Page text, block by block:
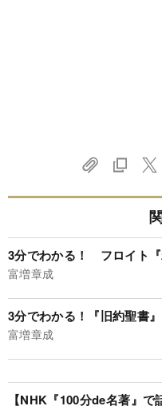
3分でわかる！ フロイト『
富増章成
3分でわかる！『旧約聖書』
富増章成
【NHK『100分de名著』